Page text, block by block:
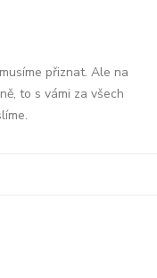
přiznat. Ale na
to s vámi za všech